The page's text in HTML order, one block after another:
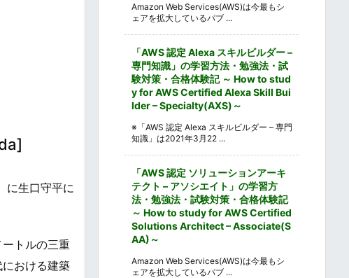
に生口守平に
トルの三重
おける建築
Amazon Web Services(AWS)は今最もシ
ェアを拡大しているパブ ...
「AWS 認定 Alexa スキルビルダー –
専門知識」の学習方法・勉強法・試
験対策・合格体験記 ～ How to stud
y for AWS Certified Alexa Skill Bui
lder – Specialty(AXS)～
※「AWS 認定 Alexa スキルビルダー – 専門
知識」は2021年3月22 ...
「AWS 認定 ソリューションアーキ
テクト – アソシエイト」の学習方
法・勉強法・試験対策・合格体験記
～ How to study for AWS Certified
Solutions Architect – Associate(S
AA)～
Amazon Web Services(AWS)は今最もシ
ェアを拡大しているパブ ...